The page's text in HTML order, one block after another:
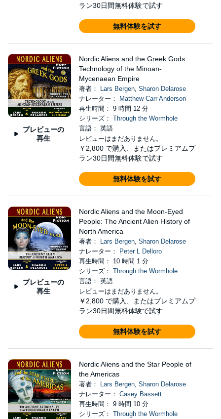
ラン30日間無料体験で試す
無料体験を試す
プレビューの
再生
Nordic Aliens and the Greek Gods:
Technology of the Minoan-
Mycenaean Empire
著者： Lars Bergen, Sharon Delarose
ナレーター：
Matthew Carr Anderson
再生時間： 9 時間 12 分
シリーズ： Through the Wormhole
言語： 英語
レビューはまだありません。
￥2,800 で購入、またはプレミアムプ
ラン30日間無料体験で試す
無料体験を試す
プレビューの
再生
Nordic Aliens and the Moon-Eyed
People: The Ancient Alien History of
North America
著者： Lars Bergen, Sharon Delarose
ナレーター：
Peter L Delloro
再生時間： 10 時間 1 分
シリーズ： Through the Wormhole
言語： 英語
レビューはまだありません。
￥2,800 で購入、またはプレミアムプ
ラン30日間無料体験で試す
無料体験を試す
Nordic Aliens and the Star People of
the Americas
著者： Lars Bergen, Sharon Delarose
ナレーター： Casey Bassett
再生時間： 9 時間 10 分
シリーズ： Through the Wormhole